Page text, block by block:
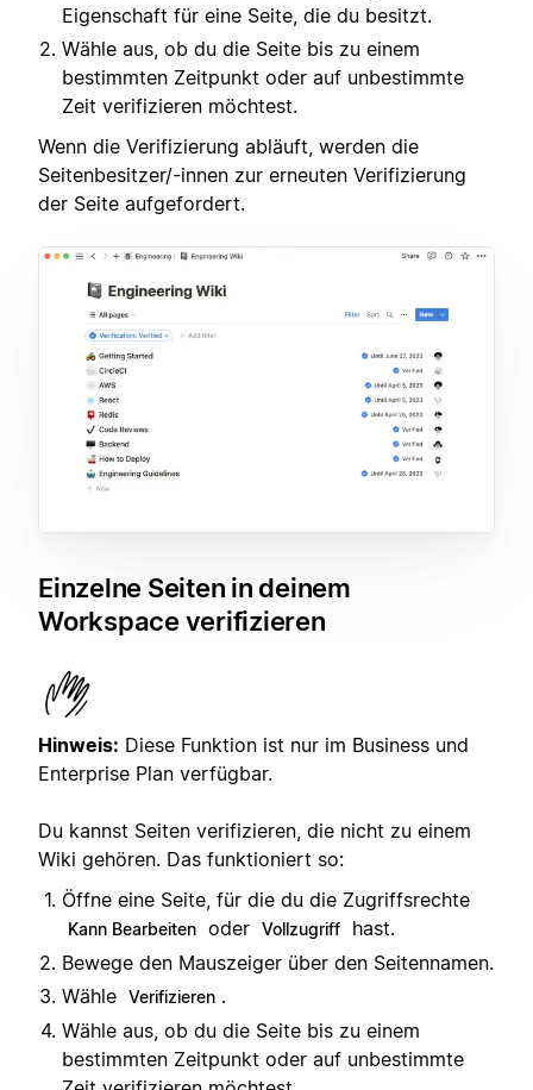
Eigenschaft für eine Seite, die du besitzt.
Wähle aus, ob du die Seite bis zu einem
bestimmten Zeitpunkt oder auf unbestimmte
Zeit verifizieren möchtest.
Wenn die Verifizierung abläuft, werden die
Seitenbesitzer/-innen zur erneuten Verifizierung
der Seite aufgefordert.
Einzelne Seiten in deinem
Workspace verifizieren
Hinweis: Diese Funktion ist nur im Business und
Enterprise Plan verfügbar.
Du kannst Seiten verifizieren, die nicht zu einem
Wiki gehören. Das funktioniert so:
Öffne eine Seite, für die du die Zugriffsrechte
Kann Bearbeiten oder Vollzugriff
hast.
Bewege den Mauszeiger über den Seitennamen.
Wähle Verifizieren .
Wähle aus, ob du die Seite bis zu einem
bestimmten Zeitpunkt oder auf unbestimmte